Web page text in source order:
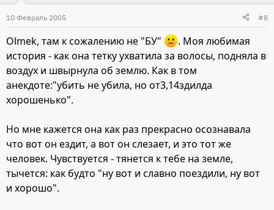
10 Февраль 2005 #8
Olmek, там к сожалению не "БУ"
. Моя любимая
история - как она тетку ухватила за волосы, подняла в
воздух и швырнула об землю. Как в том
анекдоте:"убить не убила, но от3,14здилда
хорошенько".
Но мне кажется она как раз прекрасно осознавала
что вот он ездит, а вот он слезает, и это тот же
человек. Чувствуется - тянется к тебе на земле,
тычется: как будто "ну вот и славно поездили, ну вот
и хорошо".